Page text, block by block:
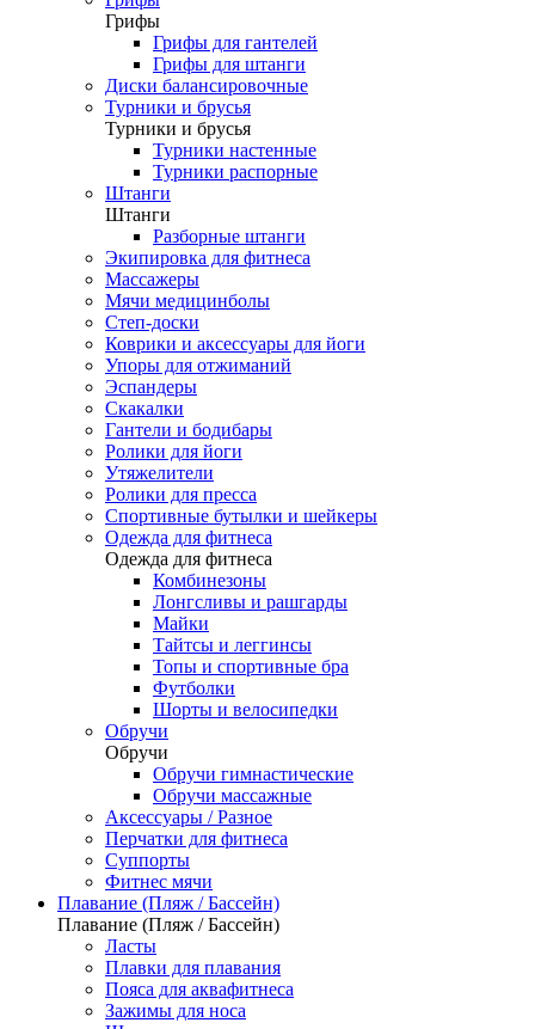
Грифы
Грифы для гантелей
Грифы для штанги
Диски балансировочные
Турники и брусья
Турники и брусья
Турники настенные
Турники распорные
Штанги
Штанги
Разборные штанги
Экипировка для фитнеса
Массажеры
Мячи медицинболы
Степ-доски
Коврики и аксессуары для йоги
Упоры для отжиманий
Эспандеры
Скакалки
Гантели и бодибары
Ролики для йоги
Утяжелители
Ролики для пресса
Спортивные бутылки и шейкеры
Одежда для фитнеса
Одежда для фитнеса
Комбинезоны
Лонгсливы и рашгарды
Майки
Тайтсы и леггинсы
Топы и спортивные бра
Футболки
Шорты и велосипедки
Обручи
Обручи
Обручи гимнастические
Обручи массажные
Аксессуары / Разное
Перчатки для фитнеса
Суппорты
Фитнес мячи
Плавание (Пляж / Бассейн)
Плавание (Пляж / Бассейн)
Ласты
Плавки для плавания
Пояса для аквафитнеса
Зажимы для носа